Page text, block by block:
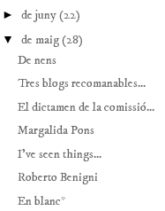
► de juny(22)
▼ de maig(28)
De nens
Tres blogs recomanables...
El dictamen de la comissió...
Margalida Pons
I’ve seen things...
Roberto Benigni
En blanc*